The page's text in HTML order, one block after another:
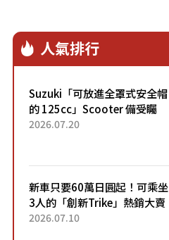
人氣排行
Suzuki「可放進全罩式安全帽
的 125cc」Scooter 備受矚
目！採用全新流線設計與各項
2026.07.20
新車只要60萬日圓起！可乘坐
3人的「創新Trike」熱銷大賣
成為人氣車款！「養車成本真
2026.07.10